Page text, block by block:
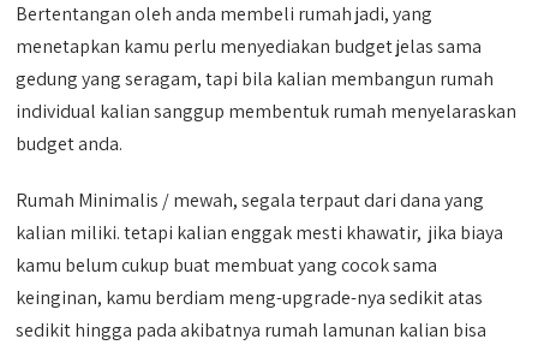
Bertentangan oleh anda membeli rumah jadi, yang
menetapkan kamu perlu menyediakan budget jelas sama
gedung yang seragam, tapi bila kalian membangun rumah
individual kalian sanggup membentuk rumah menyelaraskan
budget anda.
Rumah Minimalis / mewah, segala terpaut dari dana yang
kalian miliki. tetapi kalian enggak mesti khawatir, jika biaya
kamu belum cukup buat membuat yang cocok sama
keinginan, kamu berdiam meng-upgrade-nya sedikit atas
sedikit hingga pada akibatnya rumah lamunan kalian bisa